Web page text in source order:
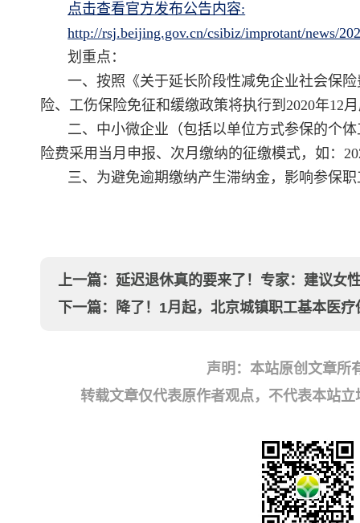
点击查看官方发布公告内容:
http://rsj.beijing.gov.cn/csibiz/improtant/news/
划重点：
一、按照《关于延长阶段性减免企业社会保
险、工伤保险免征和缓缴政策将执行到2020年12
二、中小微企业（包括以单位方式参保的个
险费采用当月申报、次月缴纳的征缴模式，如：
三、为避免逾期缴纳产生滞纳金，影响参保
上一篇： 延迟退休真的要来了！专家：建议女
下一篇：
降了！1月起，北京城镇职工基本医
声明：本站原创文章所
转载文章仅代表原作者观点，不代表本站